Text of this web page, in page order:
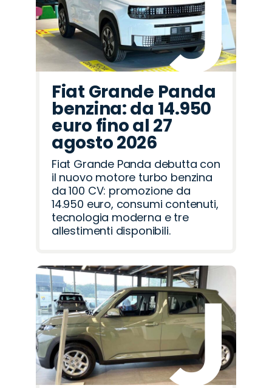
Fiat Grande Panda
benzina: da 14.950
euro fino al 27
agosto 2026
Fiat Grande Panda debutta con
il nuovo motore turbo benzina
da 100 CV: promozione da
14.950 euro, consumi contenuti,
tecnologia moderna e tre
allestimenti disponibili.